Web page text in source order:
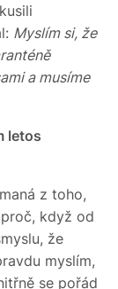
Myslím si, že
a musíme
letos
z toho,
když od
že
myslím,
se pořád